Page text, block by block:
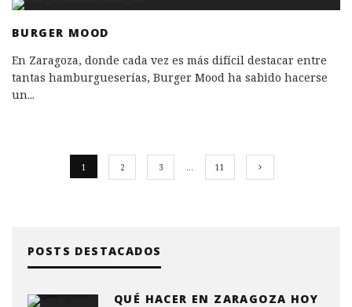
BURGER MOOD
En Zaragoza, donde cada vez es más difícil destacar entre
tantas hamburgueserías, Burger Mood ha sabido hacerse
un...
1 2 3 … 11
POSTS DESTACADOS
QUÉ HACER EN ZARAGOZA HOY